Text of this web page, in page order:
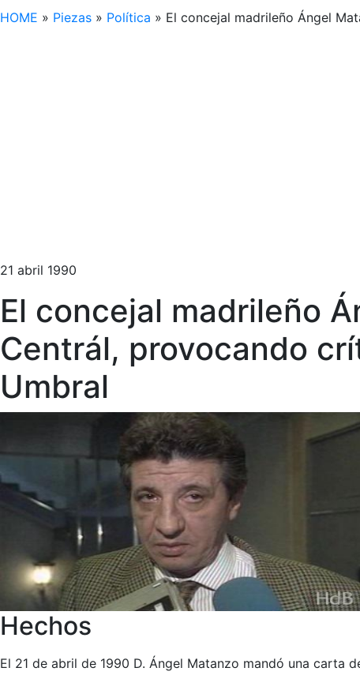
HOME » Piezas » Política » El concejal madrileño Ángel
21 abril 1990
El concejal madrileño
Centrál, provocando
Umbral
Hechos
El 21 de abril de 1990 D. Ángel Matanzo mandó una carta